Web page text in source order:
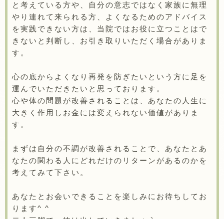
と考えている方や、自分の意志ではなく家族に無理
やり連れて来られる方、よくなるためのアドバイス
を実践できない方は、当院ではお役に立つことはで
きないと判断し、お引き取りいただく場合がありま
す。
心の底からよくなり再発を防ぎたいという方に足を
運んでいただきたいと思っております。
心や体の問題が改善されることは、あなたの人生に
大きく作用しお金には変えられない価値がありま
す。
まずは自分の不調が改善されることで、あなたとあ
なたの関わる人にどれだけのリターンがあるのかを
考えてみて下さい。
あなたとお会いできることを楽しみにお待ちしてお
ります^ ^